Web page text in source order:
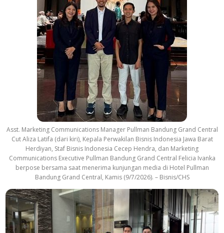
Asst. Marketing Communications Manager Pullman Bandung Grand Central
Cut Aliza Latifa (dari kiri), Kepala Perwakilan Bisnis Indonesia Jawa Barat
Herdiyan, Staf Bisnis Indonesia Cecep Hendra, dan Marketing
Communications Executive Pullman Bandung Grand Central Felicia Ivanka
berpose bersama saat menerima kunjungan media di Hotel Pullman
Bandung Grand Central, Kamis (9/7/2026). – Bisnis/CHS